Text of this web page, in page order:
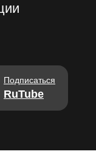
Подписаться
RuTube